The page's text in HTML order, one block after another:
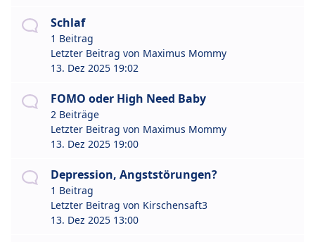
Schlaf
1 Beitrag
Letzter Beitrag von Maximus Mommy
13. Dez 2025 19:02
FOMO oder High Need Baby
2 Beiträge
Letzter Beitrag von Maximus Mommy
13. Dez 2025 19:00
Depression, Angststörungen?
1 Beitrag
Letzter Beitrag von Kirschensaft3
13. Dez 2025 13:00